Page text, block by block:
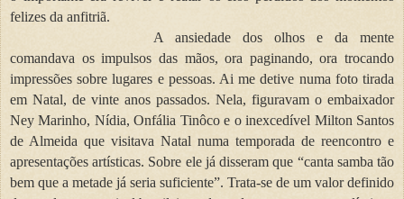
felizes da anfitriã.
A ansiedade dos olhos e da mente
comandava os impulsos das mãos, ora paginando, ora trocando
impressões sobre lugares e pessoas. Ai me detive numa foto tirada
em Natal, de vinte anos passados. Nela, figuravam o embaixador
Ney Marinho, Nídia, Onfália Tinôco e o inexcedível Milton Santos
de Almeida que visitava Natal numa temporada de reencontro e
apresentações artísticas. Sobre ele já disseram que “canta samba tão
bem que a metade já seria suficiente”. Trata-se de um valor definido